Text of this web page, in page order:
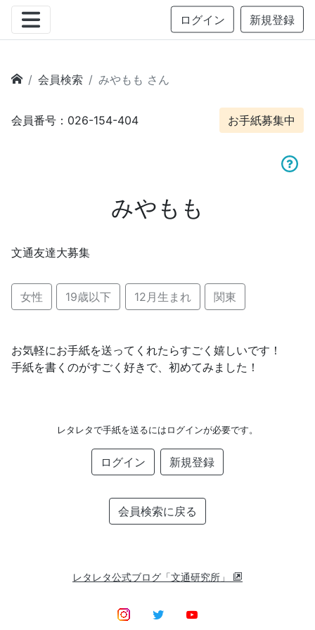
ログイン 新規登録
会員検索 みやもも さん
会員番号：026-154-404 お手紙募集中
みやもも
文通友達大募集
女性 19歳以下 12月生まれ 関東
お気軽にお手紙を送ってくれたらすごく嬉しいです！
手紙を書くのがすごく好きで、初めてみました！
レタレタで手紙を送るにはログインが必要です。
ログイン 新規登録
会員検索に戻る
レタレタ公式ブログ「文通研究所」